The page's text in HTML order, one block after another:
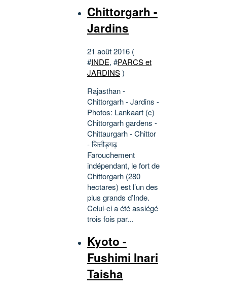
Chittorgarh -
Jardins
21 août 2016 (
#INDE, #PARCS et
JARDINS)
Rajasthan -
Chittorgarh - Jardins -
Photos: Lankaart (c)
Chittorgarh gardens -
Chittaurgarh - Chittor
- चित्तौड़गढ़
Farouchement
indépendant, le fort de
Chittorgarh (280
hectares) est l’un des
plus grands d’Inde.
Celui-ci a été assiégé
trois fois par...
Kyoto -
Fushimi Inari
Taisha